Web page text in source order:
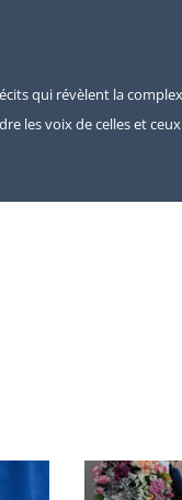
qui révèlent la
les voix de celles et